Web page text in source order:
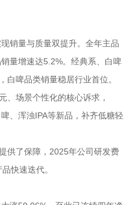
销量与质量双提升。全年主品
量增速达5.2%。经典系、白啤
白啤品类销量稳居行业首位。
、场景个性化的核心诉求，
、浑浊IPA等新品，补齐低糖轻
供了保障，2025年公司研发费
快速迭代。